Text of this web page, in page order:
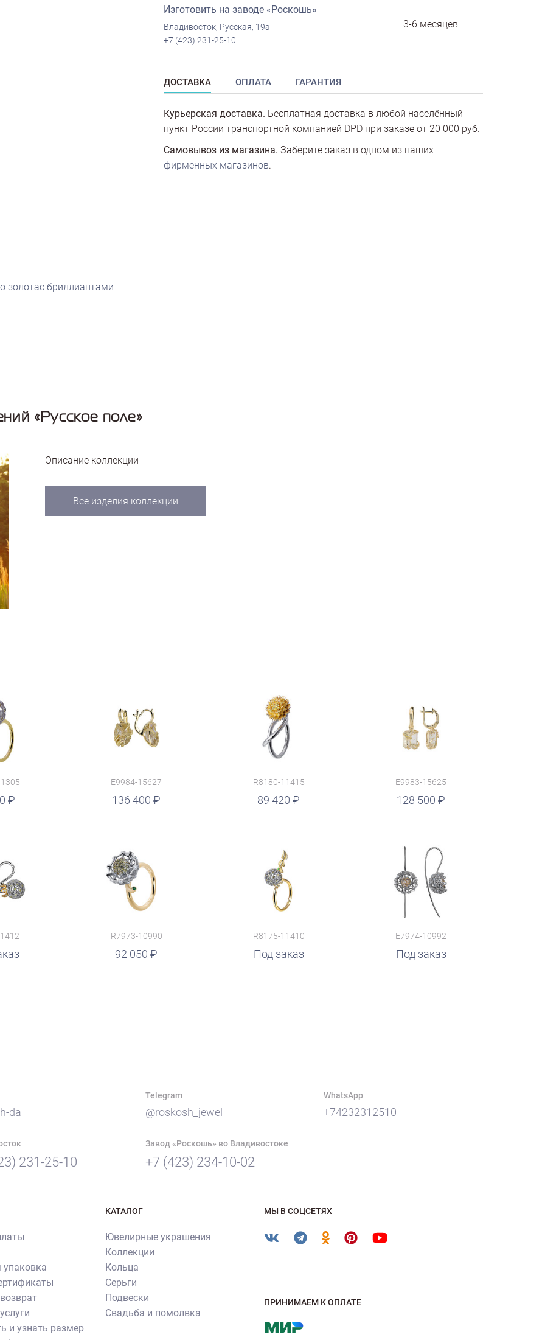
Изготовить на заводе «Роскошь»
Владивосток, Русская, 19а
+7 (423) 231-25-10
3-6 месяцев
ДОСТАВКА ОПЛАТА ГАРАНТИЯ
Курьерская доставка. Бесплатная доставка в любой населённый
пункт России транспортной компанией DPD при заказе от 20 000 руб.
Самовывоз из магазина. Заберите заказ в одном из наших
фирменных магазинов.
золотас бриллиантами
«Русское поле»
Описание коллекции
Все изделия коллекции
E9984-15627
136 400
R8180-11415
89 420
руб.
E9983-15625
128 500
руб.
R7973-10990
92 050
R8175-11410
Под заказ
E7974-10992
Под заказ
da
Telegram
@roskosh_jewel
WhatsApp
+74232312510
231-25-10
Завод «Роскошь» во Владивостоке
+7 (423) 234-10-02
упаковка
и узнать размер
КАТАЛОГ
Ювелирные украшения
Коллекции
Кольца
Серьги
Подвески
Свадьба и помолвка
МЫ В СОЦСЕТЯХ
ПРИНИМАЕМ К ОПЛАТЕ